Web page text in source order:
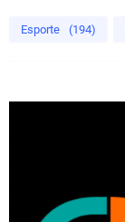
Esporte (194)